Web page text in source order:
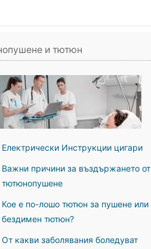
и тютюн
Електрически Инструкции цигари
Важни причини за въздържането от
тютюнопушене
Кое е по-лошо тютюн за пушене или
бездимен тютюн?
От какви заболявания боледуват